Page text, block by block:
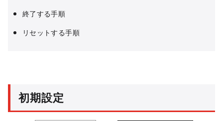
終了する手順
リセットする手順
初期設定